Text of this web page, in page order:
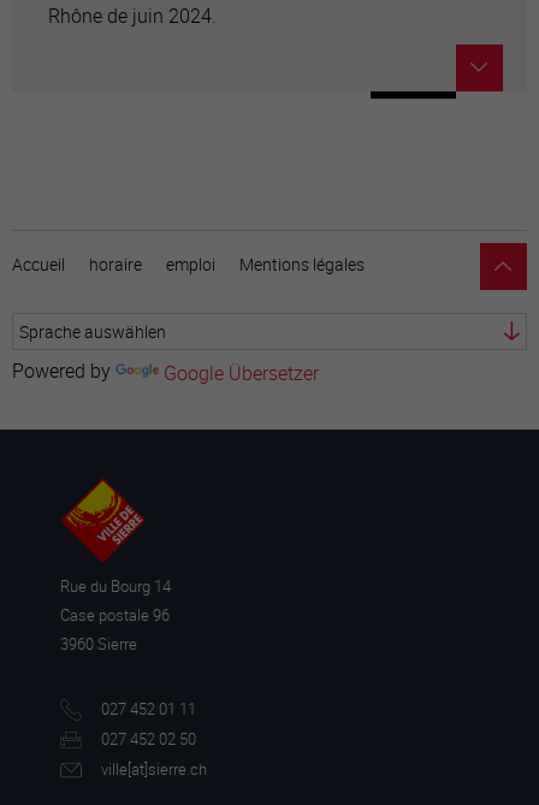
Rhône de juin 2024.
Accueil horaire emploi Mentions légales
Powered by Google Übersetzer
Rue du Bourg 14
Case postale 96
3960 Sierre
027 452 01 11
027 452 02 50
ville[at]sierre.ch